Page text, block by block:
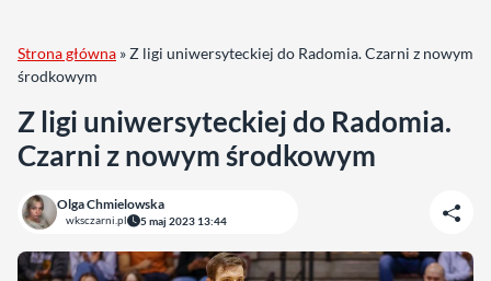
Strona główna »Z ligi uniwersyteckiej do Radomia. Czarni z nowym
środkowym
Z ligi uniwersyteckiej do Radomia.
Czarni z nowym środkowym
Olga Chmielowska
wksczarni.pl 5 maj 2023 13:44